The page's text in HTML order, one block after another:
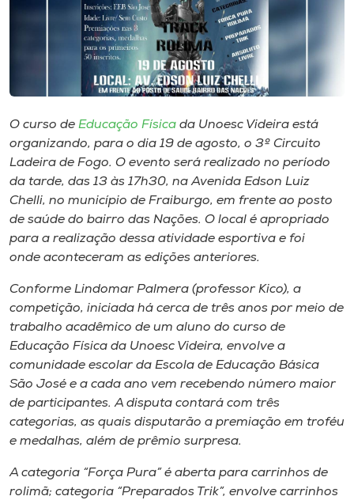
Museu
Unoesc
Store
o idioma
O curso de Educação Física da Unoesc Videira está
organizando, para o dia 19 de agosto, o 3º Circuito
Ladeira de Fogo. O evento será realizado no período
da tarde, das 13 às 17h30, na Avenida Edson Luiz
Chelli, no município de Fraiburgo, em frente ao posto
de saúde do bairro das Nações. O local é apropriado
para a realização dessa atividade esportiva e foi
onde aconteceram as edições anteriores.
Conforme Lindomar Palmera (professor Kico), a
competição, iniciada há cerca de três anos por meio de
trabalho acadêmico de um aluno do curso de
Educação Física da Unoesc Videira, envolve a
comunidade escolar da Escola de Educação Básica
São José e a cada ano vem recebendo número maior
de participantes. A disputa contará com três
categorias, as quais disputarão a premiação em troféu
e medalhas, além de prêmio surpresa.
A categoria “Força Pura” é aberta para carrinhos de
rolimã; categoria “Preparados Trik”, envolve carrinhos